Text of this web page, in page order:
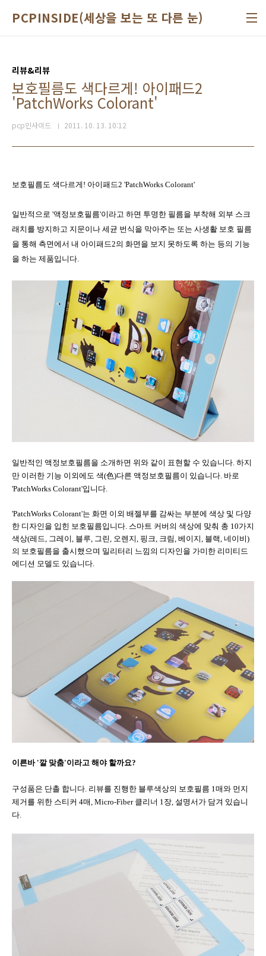
PCPINSIDE(세상을 보는 또 다른 눈)
리뷰&리뷰
보호필름도 색다르게! 아이패드2
'PatchWorks Colorant'
pcp인사이드 2011. 10. 13. 10:12
보호필름도 색다르게 ! 아이패드2 'PatchWorks Colorant'
일반적으로 '액정보호필름'이라고 하면 투명한 필름을 부착해 외부 스크
래치를 방지하고 지문이나 세균 번식을 막아주는 또는 사생활 보호 필름
을 통해 측면에서 내 아이패드2의 화면을 보지 못하도록 하는 등의 기능
을 하는 제품입니다.
일반적인 액정보호필름을 소개하면 위와 같이 표현할 수 있습니다. 하지
만 이러한 기능 이외에도 색(色)다른 액정보호필름이 있습니다. 바로
'PatchWorks Colorant'입니다.
'PatchWorks Colorant'는 화면 이외 배젤부를 감싸는 부분에 색상 및 다양
한 디자인을 입힌 보호필름입니다. 스마트 커버의 색상에 맞춰 총 10가지
색상(레드, 그레이, 블루, 그린, 오렌지, 핑크, 크림, 베이지, 블랙, 네이비)
의 보호필름을 출시했으며 밀리터리 느낌의 디자인을 가미한 리미티드
에디션 모델도 있습니다.
이른바 '깔 맞춤'이라고 해야 할까요?
구성품은 단촐 합니다. 리뷰를 진행한 블루색상의 보호필름 1매와 먼지
제거를 위한 스티커 4매, Micro-Fiber 클리너 1장, 설명서가 담겨 있습니
다.